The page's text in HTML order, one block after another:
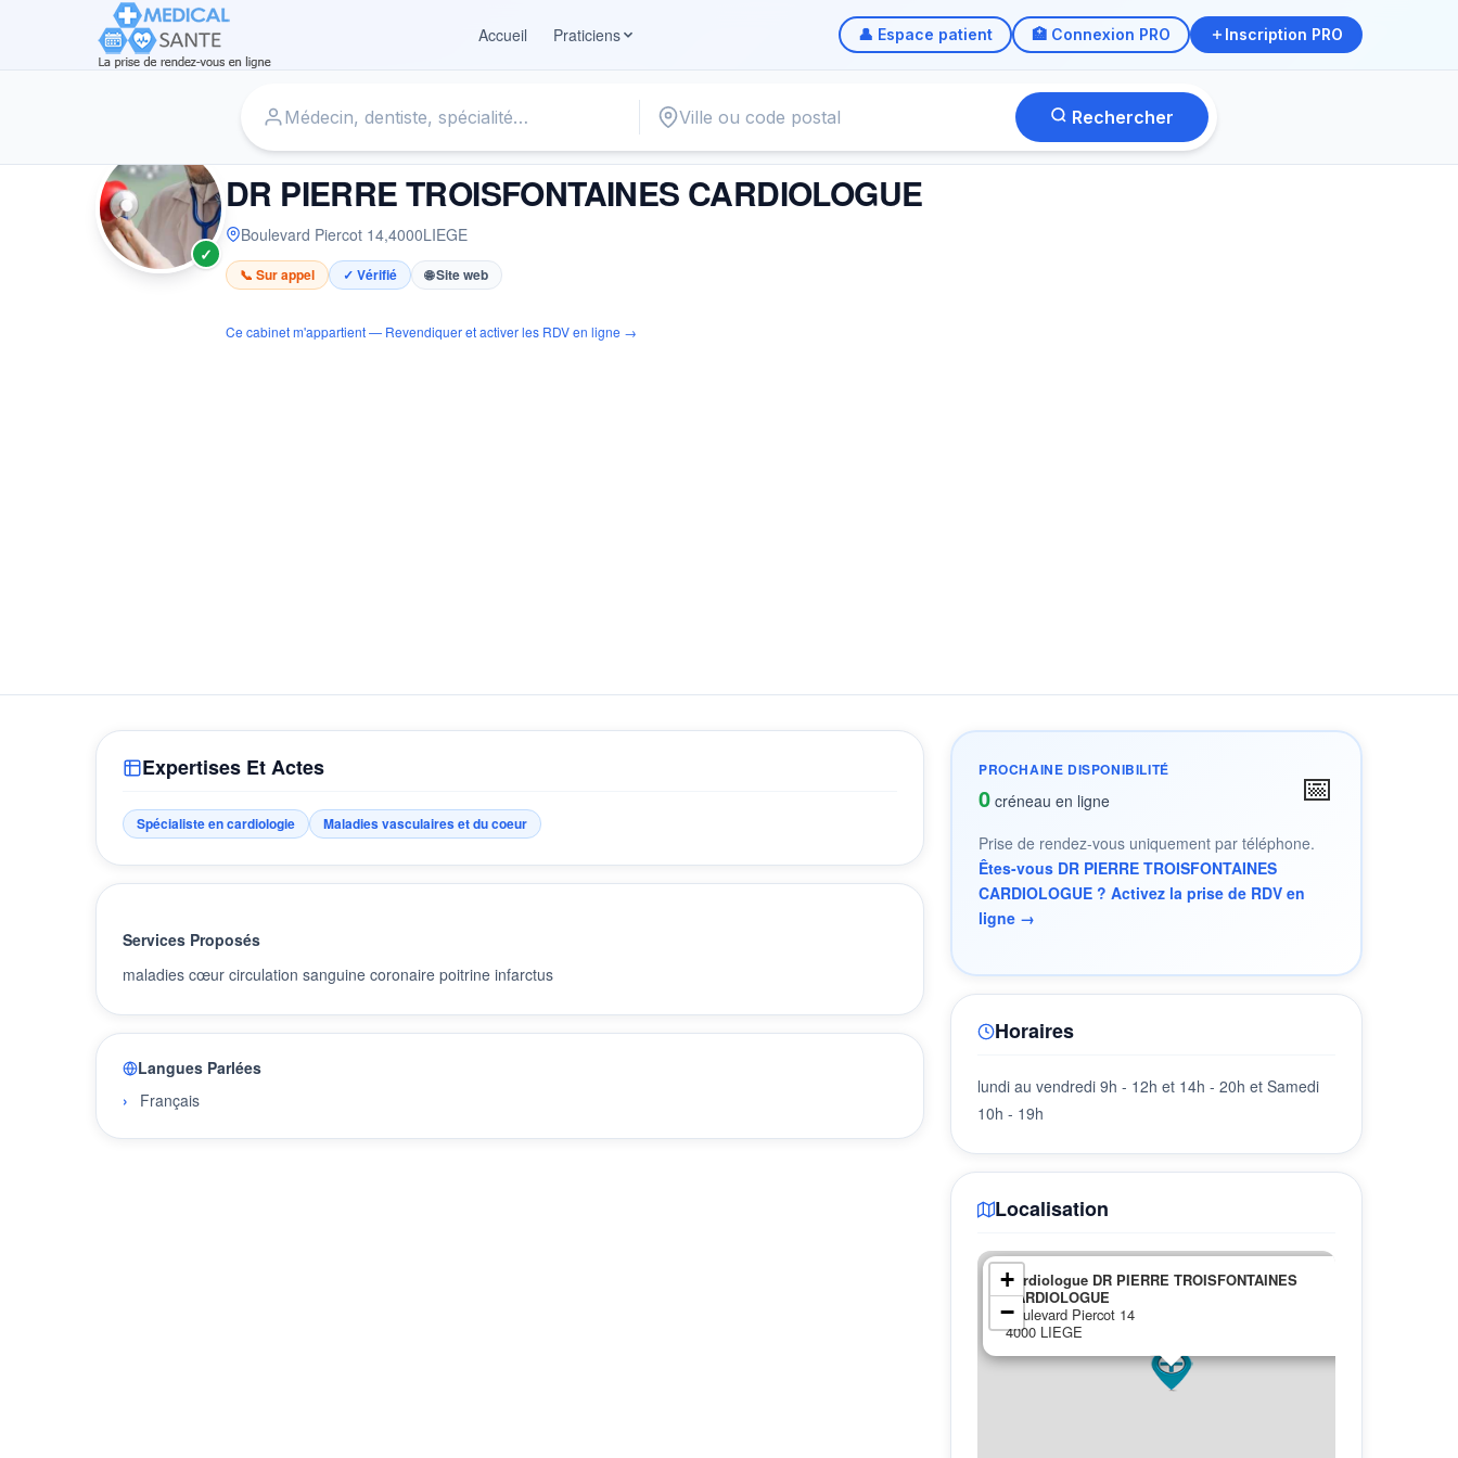
Accueil
Praticiens 👤 Espace patient 🏥 Connexion PRO Inscription PRO
Rechercher
✓
CARDIOLOGUE
DR PIERRE TROISFONTAINES CARDIOLOGUE
Boulevard Piercot 14,4000LIEGE
📞 Sur appel ✓ Vérifié 🌐 Site web
Ce cabinet m'appartient — Revendiquer et activer les RDV en ligne →
Expertises Et Actes
Spécialiste en cardiologie Maladies vasculaires et du coeur
Services Proposés
maladies cœur circulation sanguine coronaire poitrine infarctus
Langues Parlées
Français
PROCHAINE DISPONIBILITÉ
0 créneau en ligne 📅
Prise de rendez-vous uniquement par téléphone.
Êtes-vous DR PIERRE TROISFONTAINES
CARDIOLOGUE ? Activez la prise de RDV en
ligne →
Horaires
lundi au vendredi 9h - 12h et 14h - 20h et Samedi
10h - 19h
Localisation
Cardiologue DR PIERRE TROISFONTAINES
CARDIOLOGUE
Boulevard Piercot 14
4000 LIEGE
+
−